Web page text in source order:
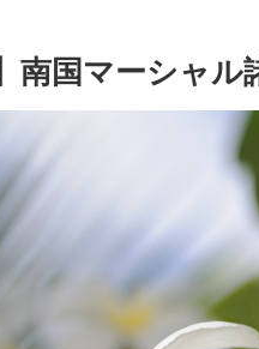
南国マーシャル